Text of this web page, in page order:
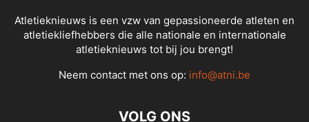
Atletieknieuws is een vzw van gepassioneerde atleten en
atletiekliefhebbers die alle nationale en internationale
atletieknieuws tot bij jou brengt!
Neem contact met ons op: info@atni.be
VOLG ONS